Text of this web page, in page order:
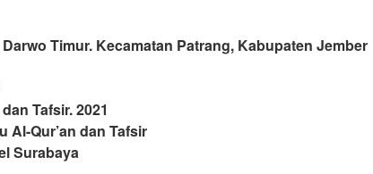
Timur. Kecamatan Patrang, Kabupaten Jember
Tafsir. 2021
Al-Qur’an dan Tafsir
Surabaya